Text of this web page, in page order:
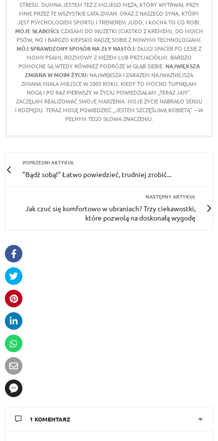
STRESU. DUMNA JESTEM TEŻ Z MOJEGO MĘŻA, KTÓRY WYTRWAŁ PRZY
MNIE PRZEZ TE WSZYSTKIE LATA ZMIAN. ORAZ Z NASZEGO SYNA, KTÓRY
JEST PSYCHOLOGIEM SPORTU I TRENEREM JUDO, I KOCHA TO CO ROBI.
MOJE SŁABOŚCI:CZASAMI DO WUZETKI (CIASTKO Z KREMEM), DO MOICH
PSÓW, NO I BARDZO KIEPSKO RADZĘ SOBIE Z NOWYMI TECHNOLOGIAMI.
MÓJ SPRAWDZONY SPOSÓB NA ZŁY NASTÓJ: DŁUGI SPACER PO LESIE Z
MOIMI PSAMI, ROZMOWY Z MĘŻEM LUB PRZYJACIÓŁMI. BARDZO
POMOCNE SĄ WTEDY RÓWNIEŻ PODRÓŻE W GŁĄB SIEBIE. NAJWIĘKSZA
ZMIANA W MOIM ŻYCIU: NAJWIĘKSZA I ZARAZEM NAJWAŻNIEJSZA
ZMIANA MIAŁA MIEJSCE W 2003 ROKU, KIEDY TO MOCNO TUPNĘŁAM
NOGĄ I PO RAZ PIERWSZY W ŻYCIU POWIEDZIAŁAM „TERAZ JA!!!”.
ZACZĘŁAM REALIZOWAĆ SWOJE MARZENIA. MOJE ŻYCIE NABRAŁO SENSU
I ROZPĘDU. TERAZ MOGĘ POWIEDZIEĆ „JESTEM SZCZĘŚLIWĄ KOBIETĄ” – W
PEŁNYM TEGO SŁOWA ZNACZENIU.
POPRZEDNI ARTYKUŁ
"Bądź sobą!" Łatwo powiedzieć, trudniej zrobić...
NASTĘPNY ARTYKUŁ
Jak czuć się komfortowo w ubraniach? Trzy ciekawostki,
które pozwolą na doskonałą wygodę
1 KOMENTARZ